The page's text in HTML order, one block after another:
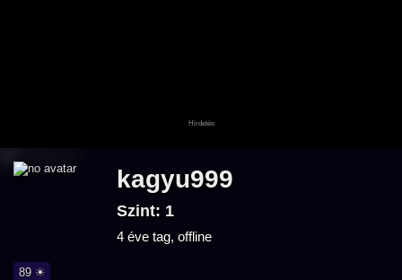
kagyu999
Szint: 1
4 éve tag, offline
89 ☀